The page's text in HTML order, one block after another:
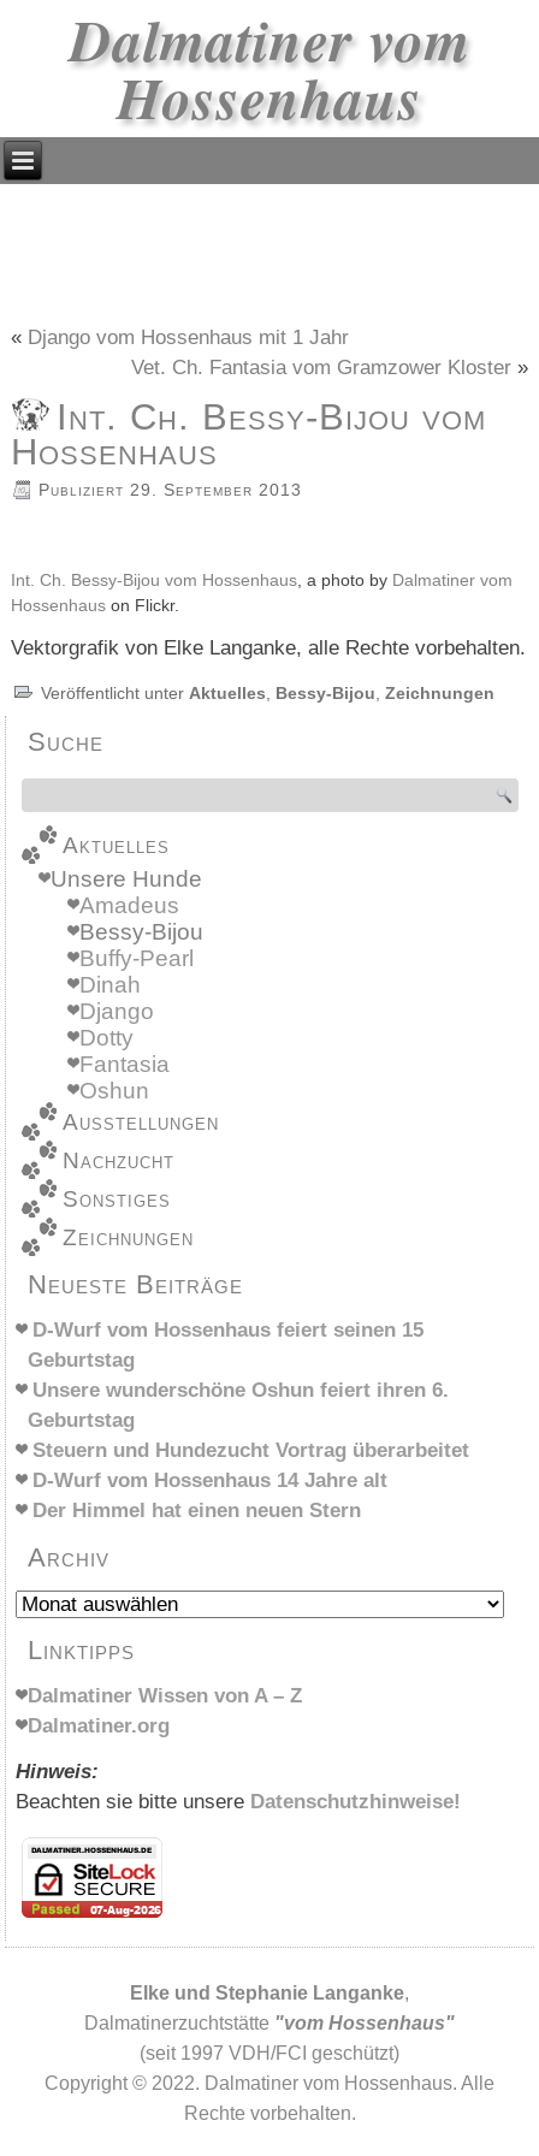
Dalmatiner vom
Hossenhaus
« Django vom Hossenhaus mit 1 Jahr
Vet. Ch. Fantasia vom Gramzower Kloster»
Int. Ch. Bessy-Bijou vom
Hossenhaus
Publiziert 29. September 2013
Int. Ch. Bessy-Bijou vom Hossenhaus , a photo by Dalmatiner vom
Hossenhaus on Flickr.
Vektorgrafik von Elke Langanke, alle Rechte vorbehalten.
Veröffentlicht unter Aktuelles Bessy-Bijou ,Zeichnungen
Suche
Aktuelles
Unsere Hunde
Amadeus
Bessy-Bijou
Buffy-Pearl
Dinah
Django
Dotty
Fantasia
Oshun
Ausstellungen
Nachzucht
Sonstiges
Zeichnungen
Neueste Beiträge
D-Wurf vom Hossenhaus feiert seinen 15
Geburtstag
Unsere wunderschöne Oshun feiert ihren 6.
Geburtstag
Steuern und Hundezucht Vortrag überarbeitet
D-Wurf vom Hossenhaus 14 Jahre alt
Der Himmel hat einen neuen Stern
Archiv
Archiv
Linktipps
Dalmatiner Wissen von A – Z
Dalmatiner.org
Hinweis:
Beachten sie bitte unsere Datenschutzhinweise!
Elke und Stephanie Langanke,
Dalmatinerzuchtstätte "vom Hossenhaus"
(seit 1997 VDH/FCI geschützt)
Copyright © 2022. Dalmatiner vom Hossenhaus. Alle
Rechte vorbehalten.